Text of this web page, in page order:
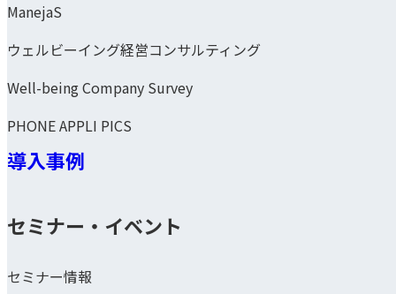
ManejaS
ウェルビーイング経営コンサルティング
Well-being Company Survey
PHONE APPLI PICS
導入事例
セミナー・イベント
セミナー情報